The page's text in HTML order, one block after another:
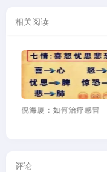
相关阅读
倪海厦：如何治疗感冒
评论